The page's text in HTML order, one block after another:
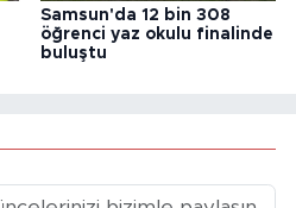
Samsun'da 12 bin 308
öğrenci yaz okulu finalinde
buluştu